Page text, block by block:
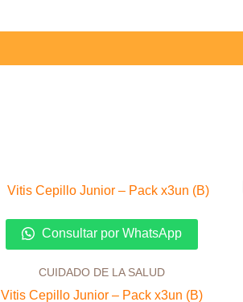
Consultar por WhatsApp
CUIDADO DE LA SALUD
Vitis Cepillo Junior – Pack x3un (B)